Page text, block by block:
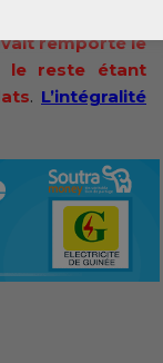
remporté le
le reste étant
. L’intégralité